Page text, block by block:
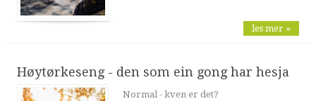
les mer »
Høytørkeseng - den som ein gong har hesja
Normal - kven er det?